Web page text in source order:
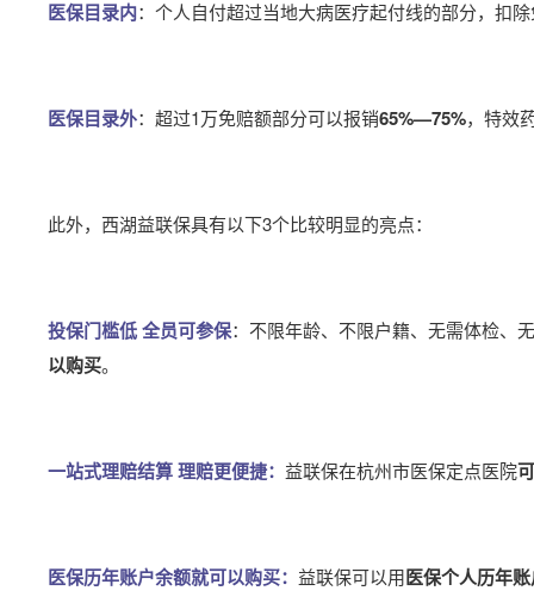
医保目录内：个人自付超过当地大病医疗起付线的部分，扣
医保目录外：超过1万免赔额部分可以报销65%—75%，特效
此外，西湖益联保具有以下3个比较明显的亮点：
投保门槛低 全员可参保：不限年龄、不限户籍、无需体检、
以购买。
一站式理赔结算 理赔更便捷： 益联保在杭州市医保定点医院
医保历年账户余额就可以购买： 益联保可以用医保个人历年